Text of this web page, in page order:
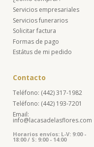
Servicios empresariales
Servicios funerarios
Solicitar factura
Formas de pago
Estátus de mi pedido
Contacto
Teléfono: (442) 317-1982
Teléfono: (442) 193-7201
Email:
info@lacasadelasflores.com
Horarios envíos: L-V: 9:00 -
18:00 / S: 9:00 - 14:00